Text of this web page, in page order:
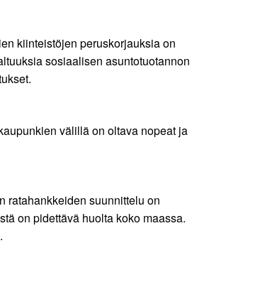
kiinteistöjen peruskorjauksia on
sosiaalisen asuntotuotannon
välillä on oltava nopeat ja
ratahankkeiden suunnittelu on
on pidettävä huolta koko maassa.